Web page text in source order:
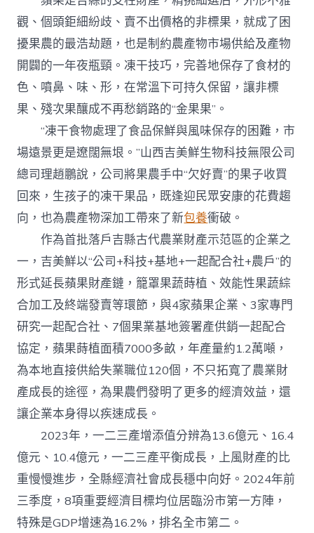
觀、個頭鉅細紛歧、賣不出價格的非標果，就成了困
擾果農的最浩劫題，也是制約農產物市場供給及產物
開闢的一年夜瓶頸。凍干技巧，完善地保存了食材的
色、噴鼻、味、形，在常溫下可持久保留，讓非標
果、殘次果釀成不再愁銷路的“金果果”。
“凍干食物處理了食品保鮮與風味保存的困難，市
場遠景更是遼闊無垠。”山西吉美鮮生物科技無限公司
總司理趙鵬說，公司將果農手中“欠好賣”的果子收買
回來，生孩子的凍干果品，既逢迎民眾安康的花費趨
向，也為農產物深加工帶來了新包養衝破。
作為首批落戶吉縣古代農業財產示范區的企業之
一，吉美鮮以“公司+科技+基地+一起配合社+農戶”的
形式延長蘋果財產鏈，籠罩果蔬蒔植、效能性果蔬綜
合加工及終端發賣等環節，與4家蘋果企業、3家專門
研究一起配合社、7個果業基地簽署產供銷一起配合
協定，蘋果蒔植面積7000多畝，年產量約1.2萬噸，
為本地直接供給失業職位120個，不只拓寬了農業財
產成長的途徑，為果農們發明了更多的經濟效益，還
讓企業本身得以疾速成長。
2023年，一二三產增添值分辨為13.6億元、16.4
億元、10.4億元，一二三產平衡成長，上風財產的比
重慢慢進步，全縣經濟社會成長穩中向好。2024年前
三季度，8項重要經濟目標均位居臨汾市第一方陣，
特殊是GDP增速為16.2%，排名全市第二。